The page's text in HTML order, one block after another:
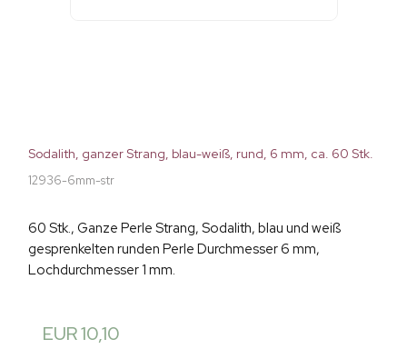
Sodalith, ganzer Strang, blau-weiß, rund, 6 mm, ca. 60 Stk.
12936-6mm-str
60 Stk., Ganze Perle Strang, Sodalith, blau und weiß
gesprenkelten runden Perle Durchmesser 6 mm,
Lochdurchmesser 1 mm.
EUR 10,10